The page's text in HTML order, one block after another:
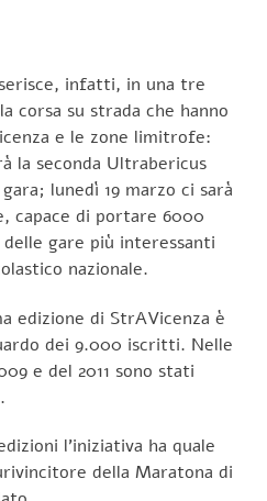
infatti, in una tre
corsa su strada che hanno
e le zone limitrofe:
la seconda Ultrabericus
lunedì 19 marzo ci sarà
capace di portare 6000
gare più interessanti
nazionale.
edizione di StrAVicenza è
dei 9.000 iscritti. Nelle
e del 2011 sono stati
l’iniziativa ha quale
della Maratona di